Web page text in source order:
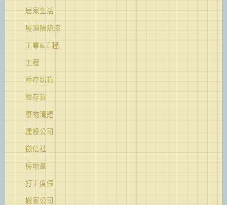
居家生活
屋頂隔熱漆
工業&工程
工程
庫存切貨
庫存貨
廢物清運
建設公司
徵信社
房地產
打工度假
搬家公司